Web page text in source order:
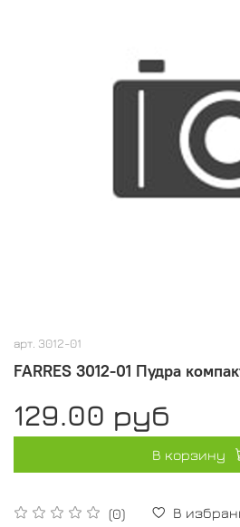
арт. 3012-01
FARRES 3012-01 Пудра
(0) В
129.00 руб
В корзину